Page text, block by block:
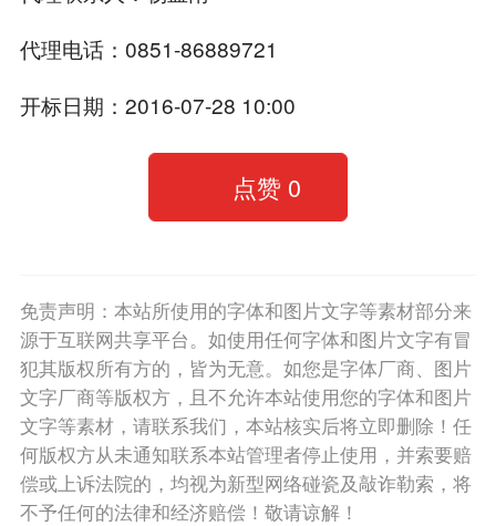
代理电话：0851-86889721
开标日期：2016-07-28 10:00
点赞 0
免责声明：本站所使用的字体和图片文字等素材部分来
源于互联网共享平台。如使用任何字体和图片文字有冒
犯其版权所有方的，皆为无意。如您是字体厂商、图片
文字厂商等版权方，且不允许本站使用您的字体和图片
文字等素材，请联系我们，本站核实后将立即删除！任
何版权方从未通知联系本站管理者停止使用，并索要赔
偿或上诉法院的，均视为新型网络碰瓷及敲诈勒索，将
不予任何的法律和经济赔偿！敬请谅解！